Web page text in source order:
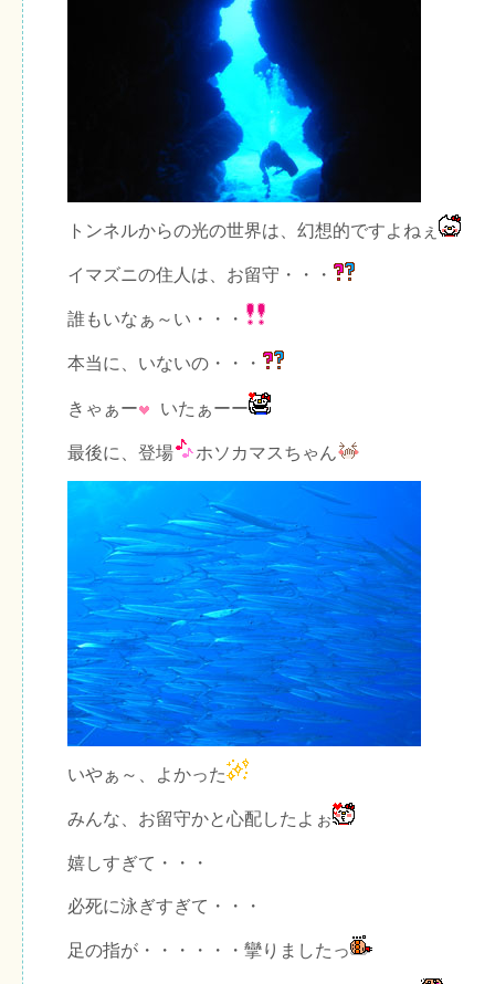
トンネルからの光の世界は、幻想的ですよねぇ
イマズニの住人は、お留守・・・
誰もいなぁ～い・・・
本当に、いないの・・・
きゃぁー いたぁーー
最後に、登場 ホソカマスちゃん
いやぁ～、よかった
みんな、お留守かと心配したよぉ
嬉しすぎて・・・
必死に泳ぎすぎて・・・
足の指が・・・・・・攣りましたっ